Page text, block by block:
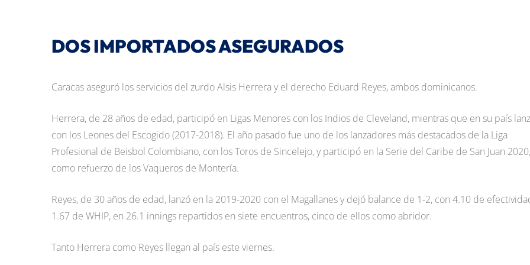
DOS IMPORTADOS ASEGURADOS
Caracas aseguró los servicios del zurdo Alsis Herrera y el derecho Eduard Reyes, ambos dominicanos.
Herrera, de 28 años de edad, participó en Ligas Menores con los Indios de Cleveland, mientras que en su país
con los Leones del Escogido (2017-2018). El año pasado fue uno de los lanzadores más destacados de la Liga
Profesional de Beisbol Colombiano, con los Toros de Sincelejo, y participó en la Serie del Caribe de San Juan 2020,
como refuerzo de los Vaqueros de Montería.
Reyes, de 30 años de edad, lanzó en la 2019-2020 con el Magallanes y dejó balance de 1-2, con 4.10 de
1.67 de WHIP, en 26.1 innings repartidos en siete encuentros, cinco de ellos como abridor.
Tanto Herrera como Reyes llegan al país este viernes.